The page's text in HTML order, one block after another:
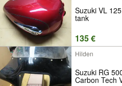
Suzuki VL 125
tank
135 €
Hilden
Suzuki RG
Carbon Tech